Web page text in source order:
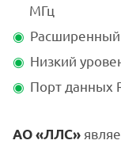
МГц
Расширенный
Низкий
Порт данных
АО «ЛЛС»